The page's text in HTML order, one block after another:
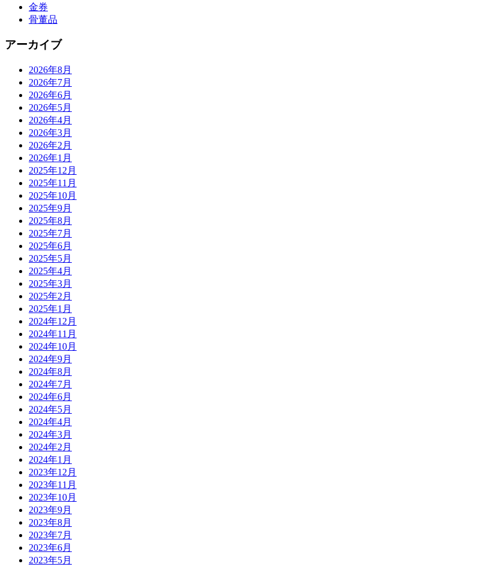
金券
骨董品
アーカイブ
2026年8月
2026年7月
2026年6月
2026年5月
2026年4月
2026年3月
2026年2月
2026年1月
2025年12月
2025年11月
2025年10月
2025年9月
2025年8月
2025年7月
2025年6月
2025年5月
2025年4月
2025年3月
2025年2月
2025年1月
2024年12月
2024年11月
2024年10月
2024年9月
2024年8月
2024年7月
2024年6月
2024年5月
2024年4月
2024年3月
2024年2月
2024年1月
2023年12月
2023年11月
2023年10月
2023年9月
2023年8月
2023年7月
2023年6月
2023年5月